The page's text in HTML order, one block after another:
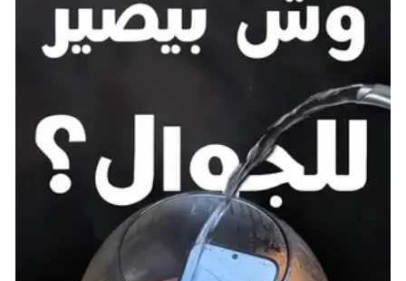
لرميها.
أخيرًا، في الجزء الأخير من العرض:
التقط القنابل.
قم برميها عبر الحلقات الثلاث الموجودة فوقك.
التعامل مع Zayde